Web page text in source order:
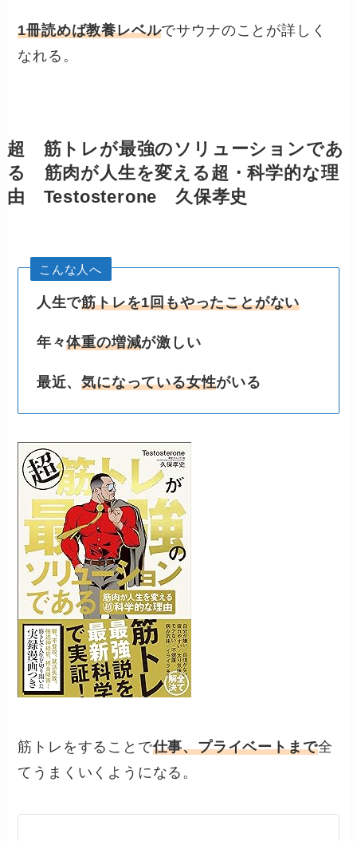
1冊読めば教養レベルでサウナのことが詳しく
なれる。
超 筋トレが最強のソリューションであ
る 筋肉が人生を変える超・科学的な理
由 Testosterone 久保孝史
こんな人へ
人生で筋トレを1回もやったことがない
年々体重の増減が激しい
最近、気になっている女性がいる
筋トレをすることで仕事、プライベートまで全
てうまくいくようになる。